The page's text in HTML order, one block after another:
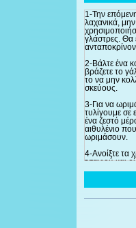
1-Την
λαχανικά, μην
γλάστρες. Θα
2-Βάλτε ένα
βράζετε το
το να μην
σκεύους.
3-Για να
τυλίγουμε σε
ένα ζεστό
αιθυλένιο
ωριμάσουν.
4-Ανοίξτε τα
τσαγιού και
σας για να
θρεπτικές
στις
δύο φορές